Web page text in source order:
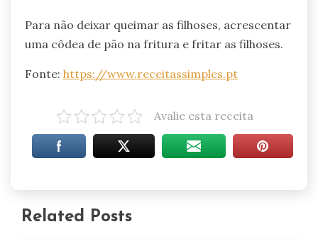
Para não deixar queimar as filhoses, acrescentar
uma côdea de pão na fritura e fritar as filhoses.
Fonte: https://www.receitassimples.pt
Avalie esta receita
Related Posts